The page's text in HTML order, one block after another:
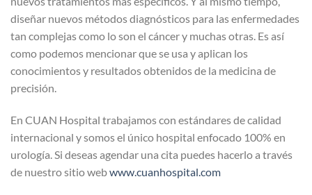
diseñar nuevos métodos diagnósticos para las enfermedades
tan complejas como lo son el cáncer y muchas otras. Es así
como podemos mencionar que se usa y aplican los
conocimientos y resultados obtenidos de la medicina de
precisión.
En CUAN Hospital trabajamos con estándares de calidad
internacional y somos el único hospital enfocado 100% en
urología. Si deseas agendar una cita puedes hacerlo a través
de nuestro sitio webwww.cuanhospital.com